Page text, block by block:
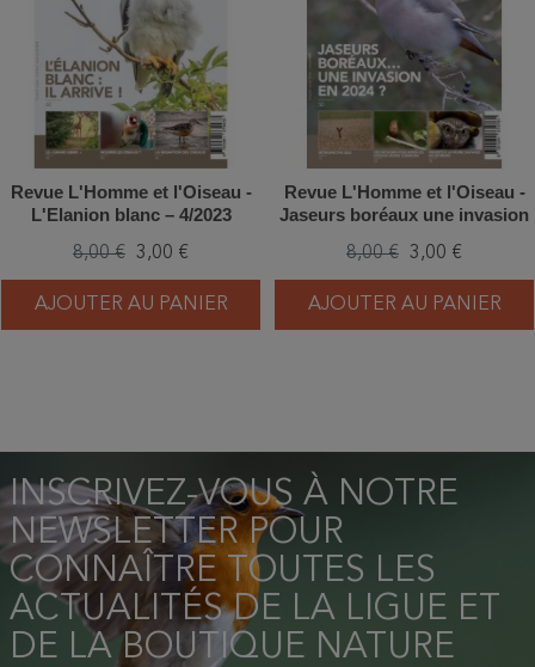
Revue L'Homme et l'Oiseau -
L'Elanion blanc – 4/2023
8,00 € 3,00 €
AJOUTER AU PANIER
Revue L'Homme et l'Oiseau -
Jaseurs boréaux une invasion
8,00 € 3,00 €
AJOUTER AU PANIER
INSCRIVEZ-VOUS À NOTRE
NEWSLETTER POUR
CONNAÎTRE TOUTES LES
ACTUALITÉS DE LA LIGUE ET
DE LA BOUTIQUE NATURE